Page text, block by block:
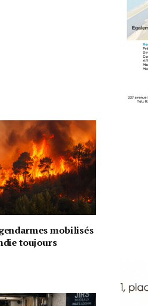
mobilisés
toujours